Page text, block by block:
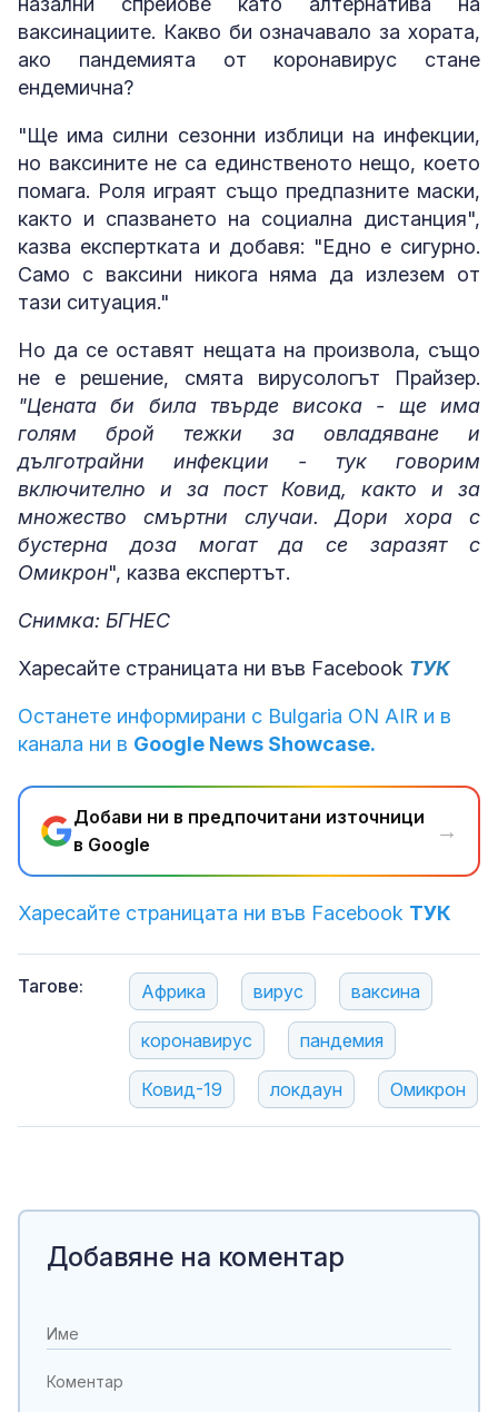
ваксинациите. Какво би означавало за хората,
ако пандемията от коронавирус стане
ендемична?
"Ще има силни сезонни изблици на инфекции,
но ваксините не са единственото нещо, което
помага. Роля играят също предпазните маски,
както и спазването на социална дистанция",
казва експертката и добавя: "Едно е сигурно.
Само с ваксини никога няма да излезем от
тази ситуация."
Но да се оставят нещата на произвола, също
не е решение, смята вирусологът Прайзер.
"Цената би била твърде висока - ще има
голям брой тежки за овладяване и
дълготрайни инфекции - тук говорим
включително и за пост Ковид, както и за
множество смъртни случаи. Дори хора с
бустерна доза могат да се заразят с
Омикрон", казва експертът.
Снимка: БГНЕС
Харесайте страницата ни във Facebook ТУК
Останете информирани с Bulgaria ON AIR и в
канала ни в Google News Showcase.
Добави ни в предпочитани източници
в Google
→
Харесайте страницата ни във Facebook ТУК
Тагове: Африка вирус ваксина
коронавирус пандемия
Ковид-19 локдаун Омикрон
Добавяне на коментар